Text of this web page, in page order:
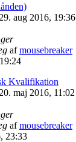
29. aug 2016, 19:36
afmousebreaker
Kvalifikation
20. maj 2016, 11:02
afmousebreaker
23:33